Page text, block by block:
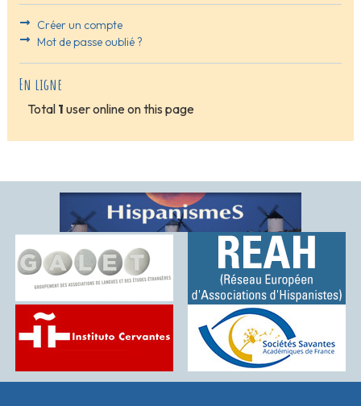
Créer un compte
Mot de passe oublié ?
En ligne
Total 1 user online on this page